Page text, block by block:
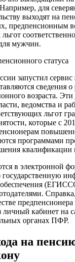
Например, для
выходят на
предпенсионным
мужчин.
статуса
запустил
сведения о
возраста.
ведомства и
льгот
которые с
программами
квалификации
в электронной
обеспечения
личный кабинет на
органах ПФР.
на